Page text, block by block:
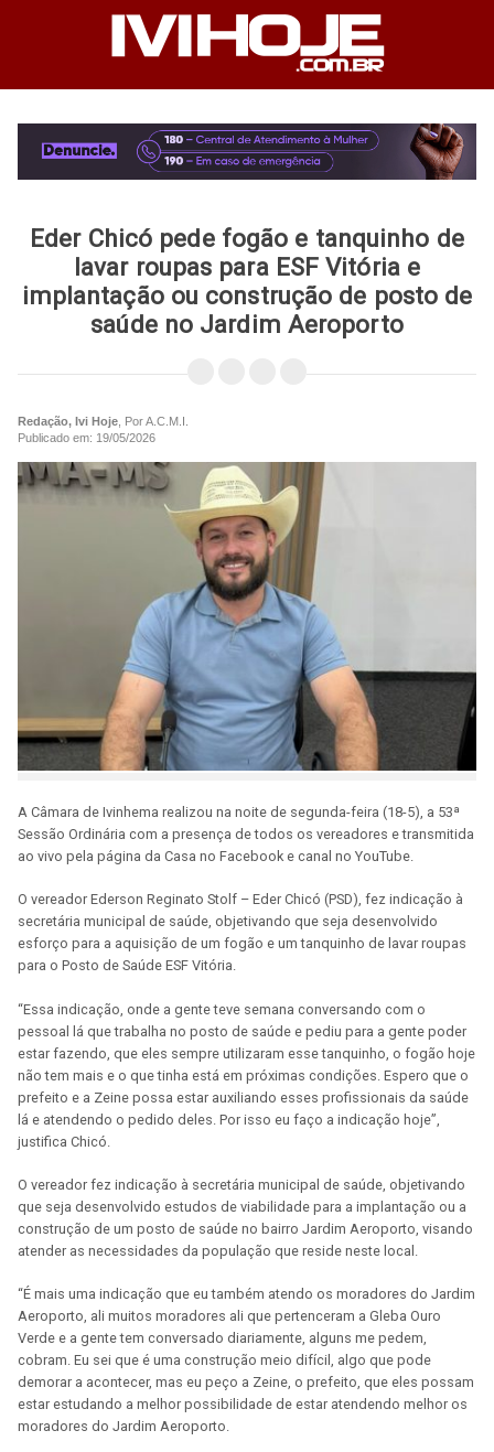
Eder Chicó pede fogão e tanquinho de
lavar roupas para ESF Vitória e
implantação ou construção de posto de
saúde no Jardim Aeroporto
Redação, Ivi Hoje , Por A.C.M.I.
Publicado em: 19/05/2026
A Câmara de Ivinhema realizou na noite de segunda-feira (18-5), a 53ª
Sessão Ordinária com a presença de todos os vereadores e transmitida
ao vivo pela página da Casa no Facebook e canal no YouTube.
O vereador Ederson Reginato Stolf – Eder Chicó (PSD), fez indicação à
secretária municipal de saúde, objetivando que seja desenvolvido
esforço para a aquisição de um fogão e um tanquinho de lavar roupas
para o Posto de Saúde ESF Vitória.
“Essa indicação, onde a gente teve semana conversando com o
pessoal lá que trabalha no posto de saúde e pediu para a gente poder
estar fazendo, que eles sempre utilizaram esse tanquinho, o fogão hoje
não tem mais e o que tinha está em próximas condições. Espero que o
prefeito e a Zeine possa estar auxiliando esses profissionais da saúde
lá e atendendo o pedido deles. Por isso eu faço a indicação hoje”,
justifica Chicó.
O vereador fez indicação à secretária municipal de saúde, objetivando
que seja desenvolvido estudos de viabilidade para a implantação ou a
construção de um posto de saúde no bairro Jardim Aeroporto, visando
atender as necessidades da população que reside neste local.
“É mais uma indicação que eu também atendo os moradores do Jardim
Aeroporto, ali muitos moradores ali que pertenceram a Gleba Ouro
Verde e a gente tem conversado diariamente, alguns me pedem,
cobram. Eu sei que é uma construção meio difícil, algo que pode
demorar a acontecer, mas eu peço a Zeine, o prefeito, que eles possam
estar estudando a melhor possibilidade de estar atendendo melhor os
moradores do Jardim Aeroporto.